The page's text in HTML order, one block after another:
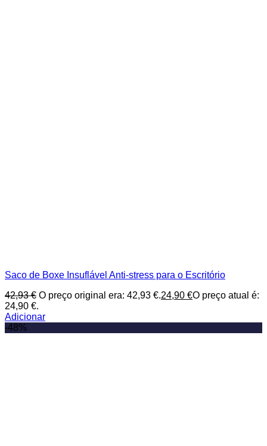
Saco de Boxe Insuflável Anti-stress para o Escritório
42,93€ O preço original era: 42,93 €.24,90 €O preço atual é:
24,90 €.
Adicionar
-48%